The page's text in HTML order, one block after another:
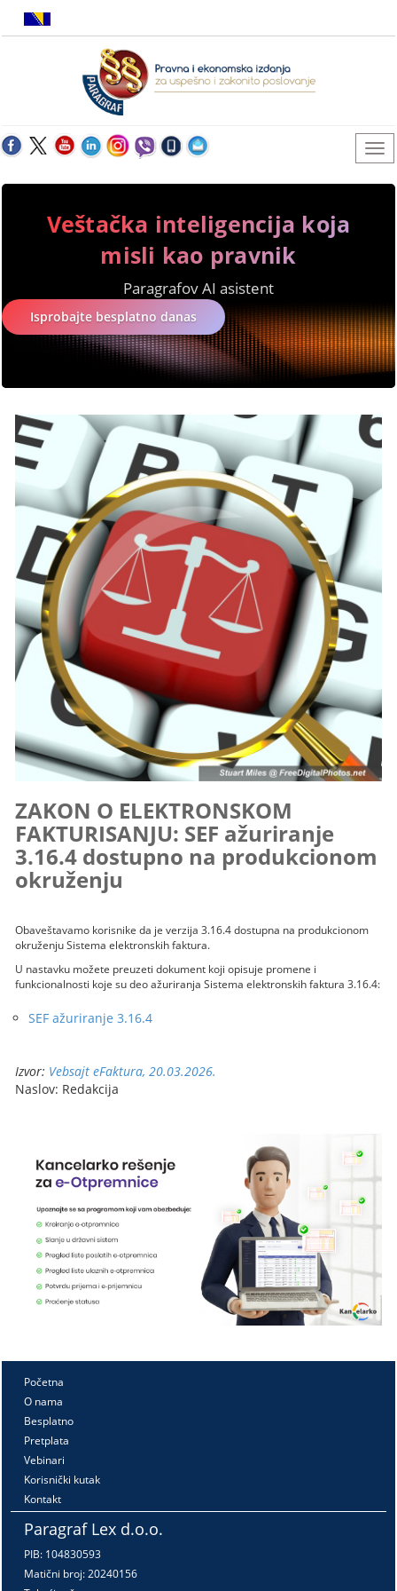
Veštačka inteligencija koja
misli kao pravnik
Paragrafov AI asistent
Isprobajte besplatno danas
ZAKON O ELEKTRONSKOM
FAKTURISANJU: SEF ažuriranje
3.16.4 dostupno na produkcionom
okruženju
Obaveštavamo korisnike da je verzija 3.16.4 dostupna na produkcionom
okruženju Sistema elektronskih faktura.
U nastavku možete preuzeti dokument koji opisuje promene i
funkcionalnosti koje su deo ažuriranja Sistema elektronskih faktura 3.16.4:
SEF ažuriranje 3.16.4
Izvor: Vebsajt eFaktura, 20.03.2026.
Naslov: Redakcija
Početna
O nama
Besplatno
Pretplata
Vebinari
Korisnički kutak
Kontakt
Paragraf Lex d.o.o.
PIB: 104830593
Matični broj: 20240156